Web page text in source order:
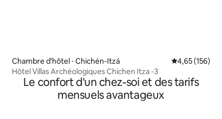
Chambre d'hôtel ⋅ Chichén-Itzá Évaluation
4,65 (156)
Hôtel Villas Archéologiques Chichen Itza -3
Le confort d'un chez-soi et des tarifs
mensuels avantageux